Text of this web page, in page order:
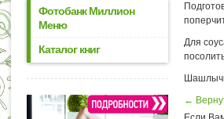
Фотобанк Миллион
Меню
Каталог книг
Для
←